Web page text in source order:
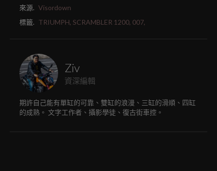
來源. Visordown
標籤. TRIUMPH, SCRAMBLER 1200, 007,
Ziv
資深編輯
期許自己能有單缸的可靠、雙缸的浪漫、三缸的滑順、四缸
的成熟。 文字工作者、攝影學徒、復古街車控。